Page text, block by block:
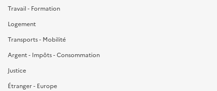
Travail - Formation
Logement
Transports - Mobilité
Argent - Impôts - Consommation
Justice
Étranger - Europe